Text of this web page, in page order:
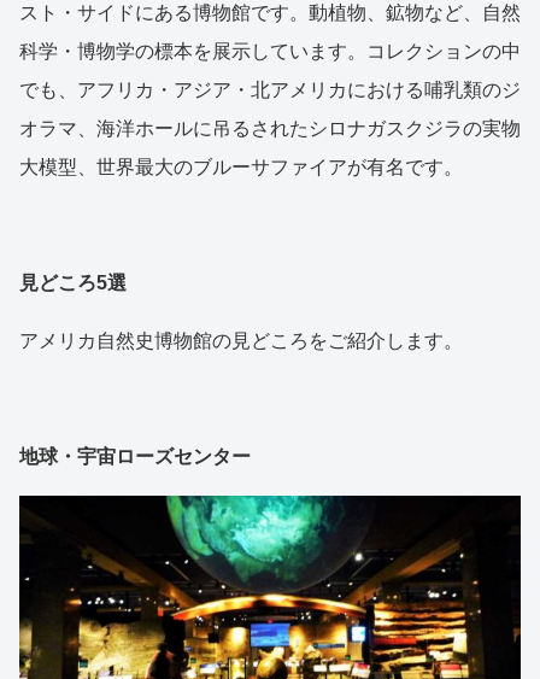
スト・サイドにある博物館です。動植物、鉱物など、自然
科学・博物学の標本を展示しています。コレクションの中
でも、アフリカ・アジア・北アメリカにおける哺乳類のジ
オラマ、海洋ホールに吊るされたシロナガスクジラの実物
大模型、世界最大のブルーサファイアが有名です。
見どころ5選
アメリカ自然史博物館の見どころをご紹介します。
地球・宇宙ローズセンター